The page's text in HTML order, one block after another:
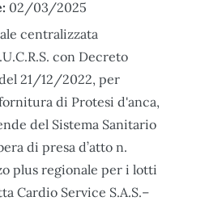
02/03/2025
centralizzata
con Decreto
del 21/12/2022, per
di Protesi d'anca,
del Sistema Sanitario
di presa d’atto n.
plus regionale per i lotti
Cardio Service S.A.S.–